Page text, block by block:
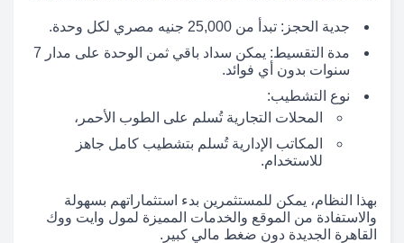
جدية الحجز: تبدأ من 25,000 جنيه مصري لكل وحدة.
مدة التقسيط: يمكن سداد باقي ثمن الوحدة على مدار 7
سنوات بدون أي فوائد.
نوع التشطيب:
المحلات التجارية تُسلم على الطوب الأحمر،
المكاتب الإدارية تُسلم بتشطيب كامل جاهز
للاستخدام.
بهذا النظام، يمكن للمستثمرين بدء استثماراتهم بسهولة
والاستفادة من الموقع والخدمات المميزة لمول وايت ووك
القاهرة الجديدة دون ضغط مالي كبير.